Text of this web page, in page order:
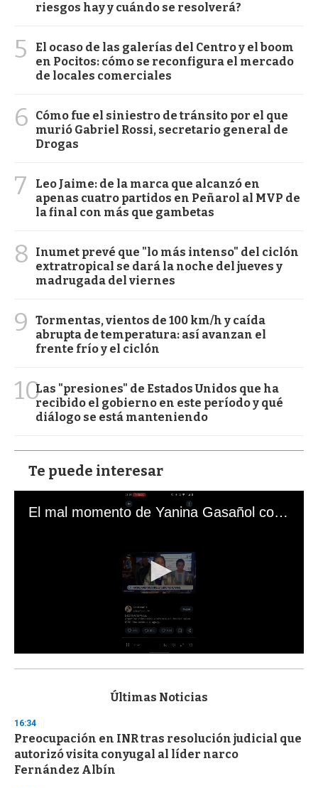
riesgos hay y cuándo se resolverá?
5
El ocaso de las galerías del Centro y el boom
en Pocitos: cómo se reconfigura el mercado
de locales comerciales
6
Cómo fue el siniestro de tránsito por el que
murió Gabriel Rossi, secretario general de
Drogas
7
Leo Jaime: de la marca que alcanzó en
apenas cuatro partidos en Peñarol al MVP de
la final con más que gambetas
8
Inumet prevé que "lo más intenso" del ciclón
extratropical se dará la noche del jueves y
madrugada del viernes
9
Tormentas, vientos de 100 km/h y caída
abrupta de temperatura: así avanzan el
frente frío y el ciclón
10Las "presiones" de Estados Unidos que ha
recibido el gobierno en este período y qué
diálogo se está manteniendo
Te puede interesar
El mal momento de Yanina Gasañol con un hincha argentino en "Subrayado"
s
d
s
o
f
3
Últimas Noticias
16:34
Preocupación en INR tras resolución judicial que
autorizó visita conyugal al líder narco
Fernández Albín